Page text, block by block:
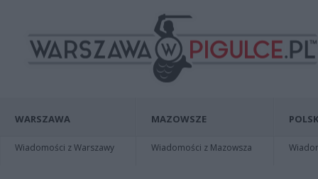
WARSZAWA
Wiadomości z Warszawy
MAZOWSZE
Wiadomości z Mazowsza